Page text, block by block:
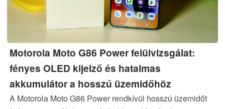
Motorola Moto G86 Power felülvizsgálat:
fényes OLED kijelző és hatalmas
akkumulátor a hosszú üzemidőhöz
A Motorola Moto G86 Power rendkívül hosszú üzemidőt